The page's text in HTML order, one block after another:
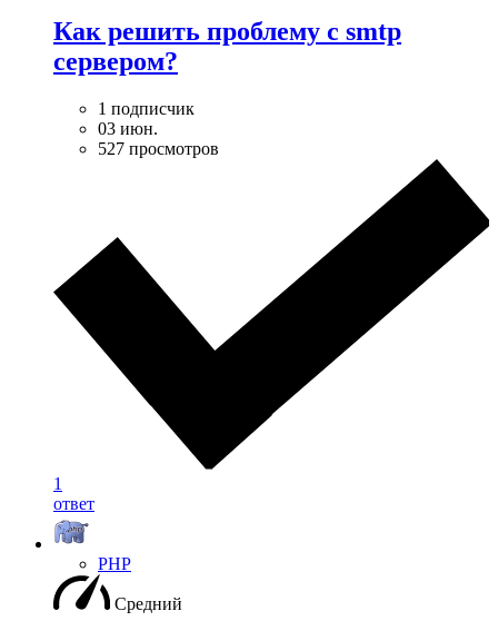
Как решить проблему с smtp
сервером?
1 подписчик
03 июн.
527 просмотров
1
ответ
PHP
Средний